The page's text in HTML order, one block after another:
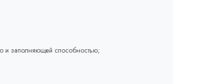
и заполняющей способностью;